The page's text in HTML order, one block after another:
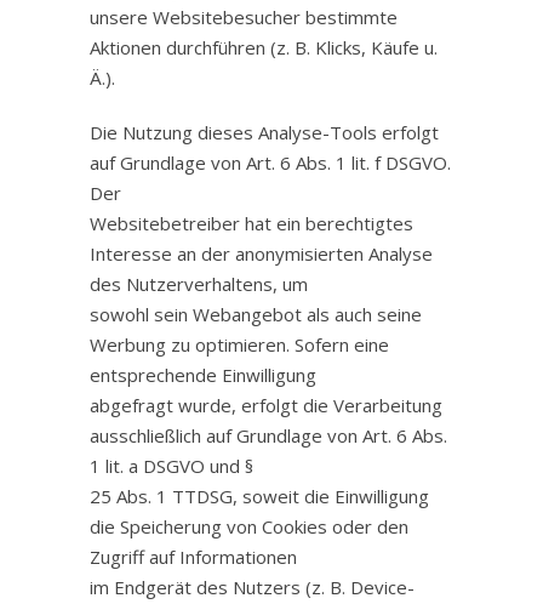
unsere Websitebesucher bestimmte
Aktionen durchführen (z. B. Klicks, Käufe u.
Ä.).
Die Nutzung dieses Analyse-Tools erfolgt
auf Grundlage von Art. 6 Abs. 1 lit. f DSGVO.
Der
Websitebetreiber hat ein berechtigtes
Interesse an der anonymisierten Analyse
des Nutzerverhaltens, um
sowohl sein Webangebot als auch seine
Werbung zu optimieren. Sofern eine
entsprechende Einwilligung
abgefragt wurde, erfolgt die Verarbeitung
ausschließlich auf Grundlage von Art. 6 Abs.
1 lit. a DSGVO und §
25 Abs. 1 TTDSG, soweit die Einwilligung
die Speicherung von Cookies oder den
Zugriff auf Informationen
im Endgerät des Nutzers (z. B. Device-